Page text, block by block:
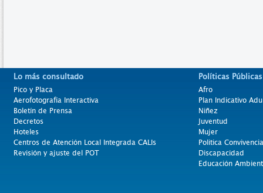
Lo más consultado
Pico y Placa
Aerofotografía Interactiva
Boletín de Prensa
Decretos
Hoteles
Centros de Atención Local Integrada CALIs
Revisión y ajuste del POT
Políticas Públicas
Afro
Plan Indicativo
Niñez
Juventud
Mujer
Politica
Discapacidad
Educación